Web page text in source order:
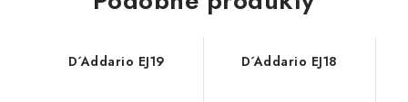
D´Addario EJ19 D´Addario EJ18